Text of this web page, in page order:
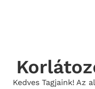
Kedves Tagjaink! Az